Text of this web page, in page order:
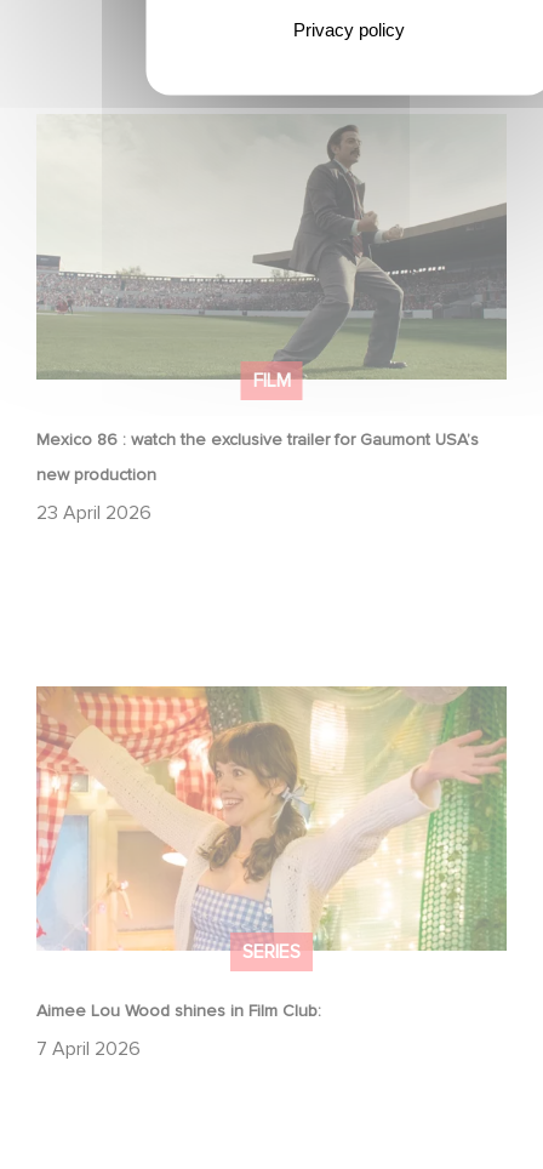
FILM
Mexico 86 : watch the exclusive trailer for Gaumont USA’s
new production
23 April 2026
Mexico 86 : watch the exclusive trailer for Gaumont
SERIES
Aimee Lou Wood shines in Film Club:
7 April 2026
Aimee Lou Wood shines in Film Club:
Privacy policy